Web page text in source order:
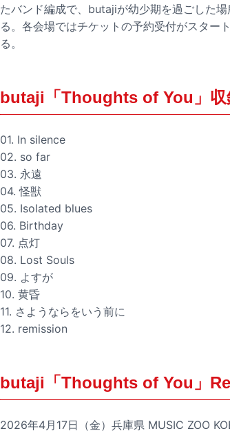
たバンド編成で、butajiが幼少期を過ごした
る。各会場ではチケットの予約受付がスター
る。
butaji「Thoughts of You」収
01. In silence
02. so far
03. 永遠
04. 怪獣
05. Isolated blues
06. Birthday
07. 点灯
08. Lost Souls
09. よすが
10. 黄昏
11. さようならをいう前に
12. remission
butaji「Thoughts of You」
2026年4月17日（金）兵庫県 MUSIC ZOO